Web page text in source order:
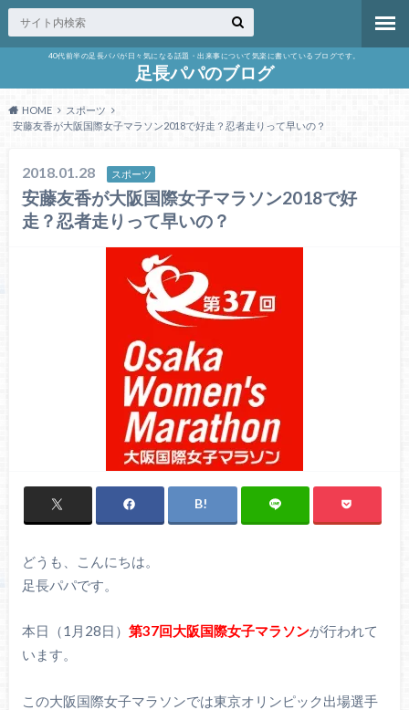
40代前半の足長パパが日々気になる話題・出来事について気楽に書いているブログです。
足長パパのブログ
HOME
スポーツ
安藤友香が大阪国際女子マラソン2018で好走？忍者走りって早いの？
2018.01.28 スポーツ
安藤友香が大阪国際女子マラソン2018で好
走？忍者走りって早いの？
どうも、こんにちは。
足長パパです。
本日（1月28日） 第37回大阪国際女子マラソンが行われて
います。
この大阪国際女子マラソンでは東京オリンピック出場選手